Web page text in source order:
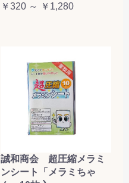
￥320 ～ ￥1,280
誠和商会 超圧縮メラミ
ンシート「メラミちゃ